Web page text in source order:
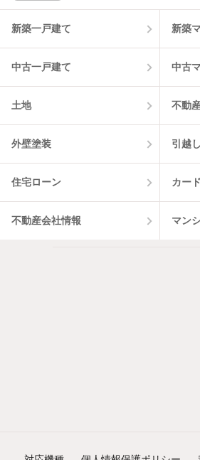
0件
新築一戸建て 新築
中古一戸建て 中古
土地 不動
外壁塗装 引越
住宅ローン カー
不動産会社情報 マン